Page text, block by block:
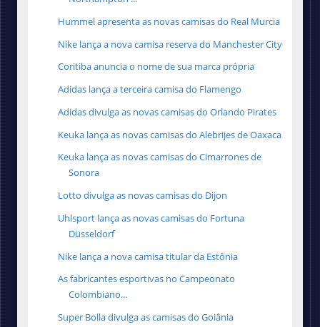
Hummel apresenta as novas camisas do Real Murcia
Nike lança a nova camisa reserva do Manchester City
Coritiba anuncia o nome de sua marca própria
Adidas lança a terceira camisa do Flamengo
Adidas divulga as novas camisas do Orlando Pirates
Keuka lança as novas camisas do Alebrijes de Oaxaca
Keuka lança as novas camisas do Cimarrones de
Sonora
Lotto divulga as novas camisas do Dijon
Uhlsport lança as novas camisas do Fortuna
Düsseldorf
Nike lança a nova camisa titular da Estônia
As fabricantes esportivas no Campeonato
Colombiano...
Super Bolla divulga as camisas do Goiânia